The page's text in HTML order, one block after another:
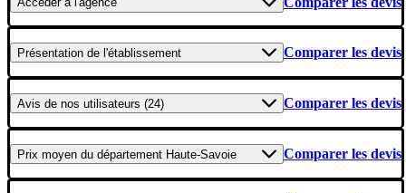
Présentation de l'établissement Comparer les devis
Avis de nos utilisateurs (24) Comparer les devis
Prix moyen du département Haute-Savoie Comparer les devis